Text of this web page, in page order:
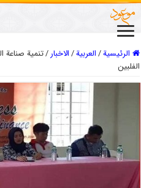
الرئيسية/العربیة/الاخبار/تنمیة صناعة
الفلبین